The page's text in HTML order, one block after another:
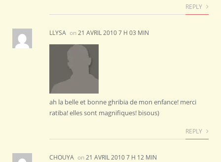
REPLY
LLYSA on21 AVRIL 2010 7 H 03 MIN
ah la belle et bonne ghribia de mon enfance! merci
ratiba! elles sont magnifiques! bisous)
REPLY
CHOUYA on21 AVRIL 2010 7 H 12 MIN